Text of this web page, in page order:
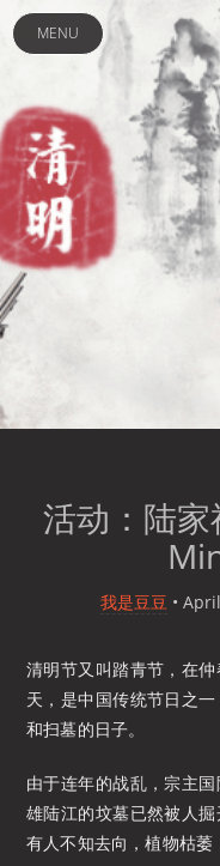
动：
陆
的
阴
谋
-
Ching
Ming
Festival
-
Mir
3
Asia
MENU
活动：陆
我是豆豆 •
清明节又叫踏青节，在
天，是中国传统节日之
和扫墓的日子。
由于连年的战乱，宗主
雄陆江的坟墓已然被人
有人不知去向，植物枯萎